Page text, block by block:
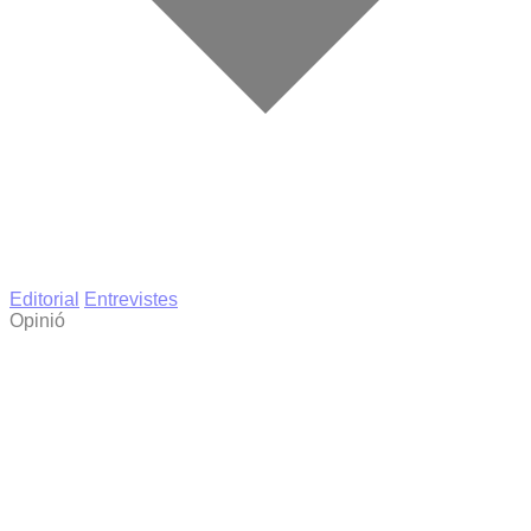
Editorial
Entrevistes
Opinió